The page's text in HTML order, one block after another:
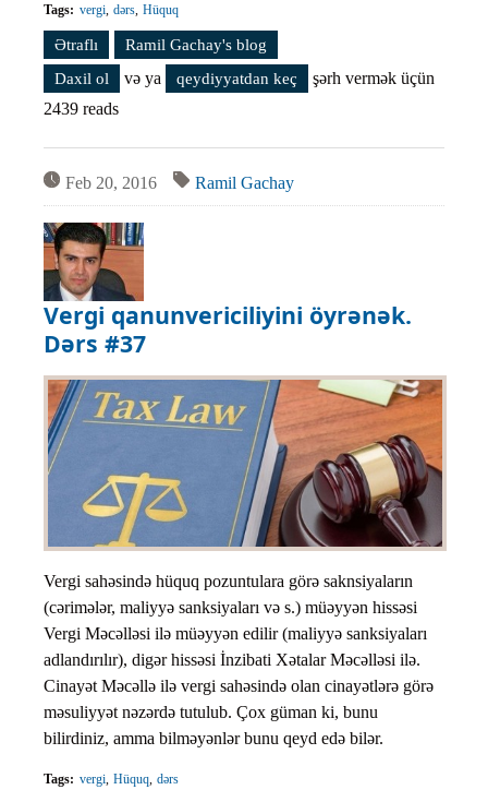
Tags: vergi dərs Hüquq
Ətraflı Vergi qanunvericiliyini öyrənək. Dərs #40 (Şikayətlər)
haqqında
Ramil Gachay's blog
Daxil ol
və ya qeydiyyatdan keç
şərh vermək üçün
2439 reads
Feb 20, 2016 Ramil Gachay
Vergi qanunvericiliyini öyrənək.
Dərs #37
Vergi sahəsində hüquq pozuntulara görə saknsiyaların
(cərimələr, maliyyə sanksiyaları və s.) müəyyən hissəsi
Vergi Məcəlləsi ilə müəyyən edilir (maliyyə sanksiyaları
adlandırılır), digər hissəsi İnzibati Xətalar Məcəlləsi ilə.
Cinayət Məcəllə ilə vergi sahəsində olan cinayətlərə görə
məsuliyyət nəzərdə tutulub. Çox güman ki, bunu
bilirdiniz, amma bilməyənlər bunu qeyd edə bilər.
Tags: vergi Hüquq dərs